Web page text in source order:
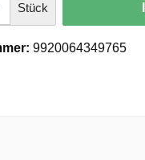
Stück
9920064349765